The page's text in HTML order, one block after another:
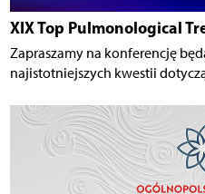
XIX Top Pulmonological
Zapraszamy na konferencję
najistotniejszych kwestii